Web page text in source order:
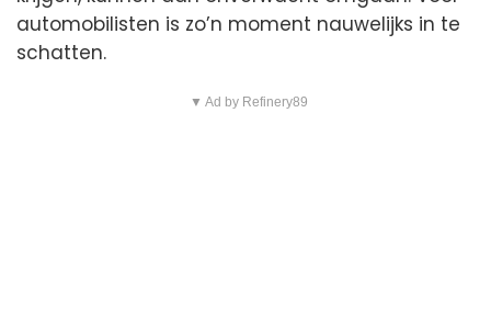
automobilisten is zo’n moment nauwelijks in te
schatten.
▼ Ad by Refinery89